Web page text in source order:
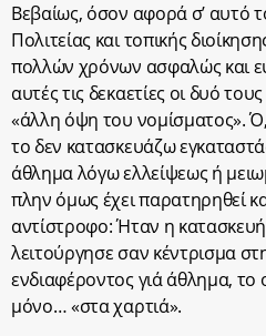
Βεβαίως, όσον αφορά σ’ αυτό
Πολιτείας και τοπικής
πολλών χρόνων ασφαλώς και
αυτές τις δεκαετίες οι δυό
«άλλη όψη του νομίσματος». Ό,
το δεν κατασκευάζω
άθλημα λόγω ελλείψεως ή
πλην όμως έχει παρατηρηθεί
αντίστροφο: Ήταν η
λειτούργησε σαν κέντρισμα
ενδιαφέροντος γιά άθλημα, το
μόνο… «στα χαρτιά».